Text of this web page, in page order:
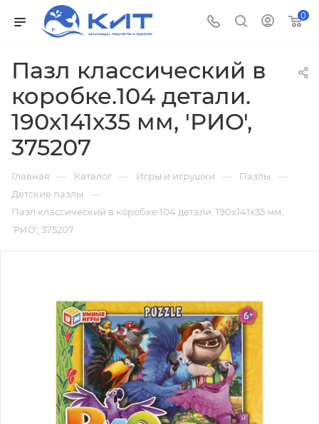
0
Пазл классический в
коробке.104 детали.
190х141х35 мм, 'РИО',
375207
Главная — Каталог — Игры и игрушки — Пазлы —
Детские пазлы —
Пазл классический в коробке.104 детали. 190х141х35 мм,
'РИО', 375207